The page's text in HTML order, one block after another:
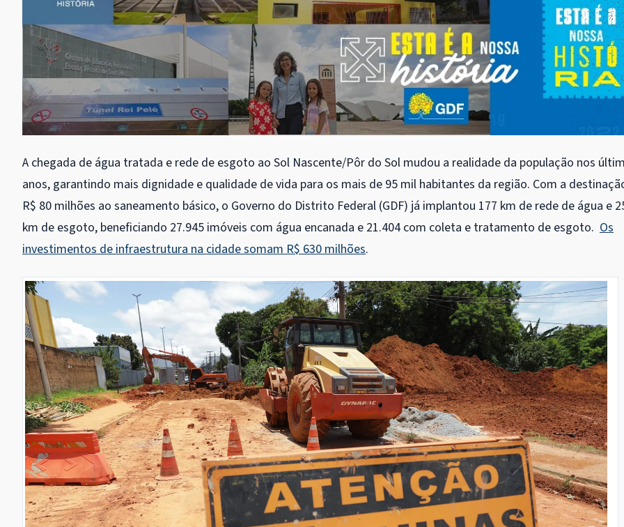
A chegada de água tratada e rede de esgoto ao Sol Nascente/Pôr do Sol mudou a realidade da população nos
anos, garantindo mais dignidade e qualidade de vida para os mais de 95 mil habitantes da região. Com a
R$ 80 milhões ao saneamento básico, o Governo do Distrito Federal (GDF) já implantou 177 km de rede de água e
km de esgoto, beneficiando 27.945 imóveis com água encanada e 21.404 com coleta e tratamento de esgoto. Os
investimentos de infraestrutura na cidade somam R$ 630 milhões.